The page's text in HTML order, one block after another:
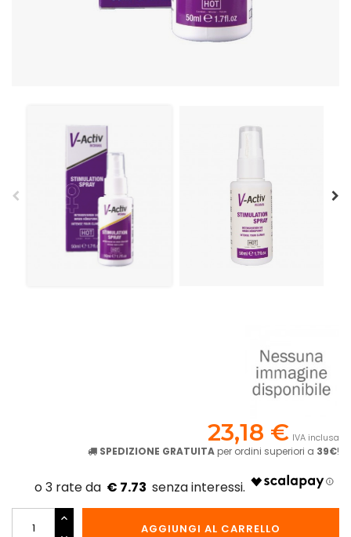
23,18 € IVA inclusa
SPEDIZIONE GRATUITA per ordini superiori a 39€!
€ 7.73
AGGIUNGI AL CARRELLO